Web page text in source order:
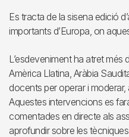
Es tracta de la sisena edició
importants d’Europa, on
L’esdeveniment ha atret
Amèrica Llatina, Aràbia
docents per operar i
Aquestes intervencions es
comentades en directe als
aprofundir sobre les